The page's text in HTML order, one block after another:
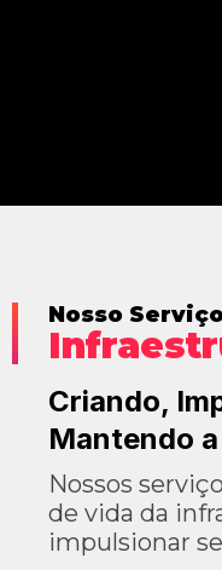
Nosso
Criando,
Mantendo
Nossos
de vida da
impulsionar